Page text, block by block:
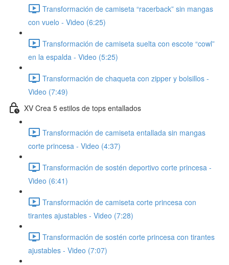
Transformación de camiseta “racerback” sin mangas
con vuelo - Video (6:25)
Transformación de camiseta suelta con escote “cowl”
en la espalda - Video (5:25)
Transformación de chaqueta con zipper y bolsillos -
Video (7:49)
XV Crea 5 estilos de tops entallados
Transformación de camiseta entallada sin mangas
corte princesa - Video (4:37)
Transformación de sostén deportivo corte princesa -
Video (6:41)
Transformación de camiseta corte princesa con
tirantes ajustables - Video (7:28)
Transformación de sostén corte princesa con tirantes
ajustables - Video (7:07)